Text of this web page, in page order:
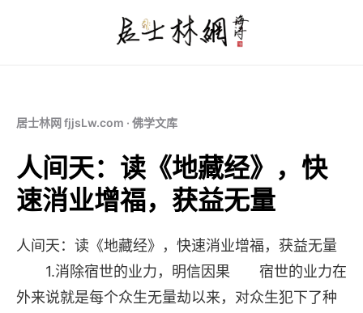
居士林网 fjjsLw.com · 佛学文库
人间天：读《地藏经》，快
速消业增福，获益无量
人间天：读《地藏经》，快速消业增福，获益无量
1.消除宿世的业力，明信因果 宿世的业力在
外来说就是每个众生无量劫以来，对众生犯下了种